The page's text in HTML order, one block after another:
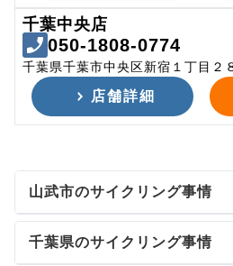
千葉中央店
050-1808-0774
千葉県千葉市中央区新宿１丁目２
店舗詳細
山武市のサイクリング事情
千葉県のサイクリング事情